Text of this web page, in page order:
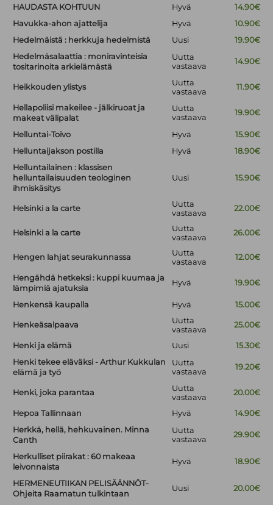
HAUDASTA KOHTUUN
Hyvä
14.90€
Havukka-ahon ajattelija
Hyvä
10.90€
Hedelmäistä : herkkuja hedelmistä
Uusi
19.90€
Hedelmäsalaattia : moniravinteisia
tositarinoita arkielämästä
Uutta
vastaava
14.90€
Heikkouden ylistys
Uutta
vastaava
11.90€
Hellapoliisi makeilee - jälkiruoat ja
makeat välipalat
Uutta
vastaava
19.90€
Helluntai-Toivo Hyvä
15.90€
Helluntaijakson postilla
Hyvä
18.90€
Helluntailainen : klassisen
helluntailaisuuden teologinen
ihmiskäsitys
Uusi 15.90€
Helsinki a la carte
Uutta
vastaava
22.00€
Helsinki a la carte
Uutta
vastaava
26.00€
Hengen lahjat seurakunnassa
Uutta
vastaava
12.00€
Hengähdä hetkeksi : kuppi kuumaa ja
lämpimiä ajatuksia
Hyvä 19.90€
Henkensä kaupalla Hyvä 15.00€
Henkeäsalpaava
Uutta
vastaava
25.00€
Henki ja elämä Uusi
15.30€
Henki tekee eläväksi - Arthur Kukkulan
elämä ja työ
Uutta
vastaava
19.20€
Henki, joka parantaa
Uutta
vastaava
20.00€
Hepoa Tallinnaan Hyvä
14.90€
Herkkä, hellä, hehkuvainen. Minna
Canth
Uutta
vastaava
29.90€
Herkulliset piirakat : 60 makeaa
leivonnaista
Hyvä 18.90€
HERMENEUTIIKAN PELISÄÄNNÖT-
Ohjeita Raamatun tulkintaan
Uusi 20.00€